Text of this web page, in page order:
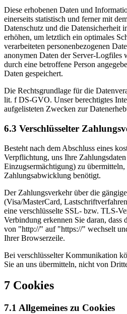
Diese erhobenen Daten und
einerseits statistisch und ferner mit
Datenschutz und die Datensicherheit
erhöhen, um letztlich ein optimales
verarbeiteten personenbezogenen
anonymen Daten der Server-Logfiles
durch eine betroffene Person
Daten gespeichert.
Die Rechtsgrundlage für die
lit. f DS-GVO. Unser berechtigtes
aufgelisteten Zwecken zur
6.3 Verschlüsselter
Besteht nach dem Abschluss eines
Verpflichtung, uns Ihre
Einzugsermächtigung) zu
Zahlungsabwicklung benötigt.
Der Zahlungsverkehr über die
(Visa/MasterCard,
eine verschlüsselte SSL- bzw. TLS-
Verbindung erkennen Sie daran, dass
von "http://" auf "https://" wechselt
Ihrer Browserzeile.
Bei verschlüsselter Kommunikation
Sie an uns übermitteln, nicht von
7 Cookies
7.1 Allgemeines zu Cookies